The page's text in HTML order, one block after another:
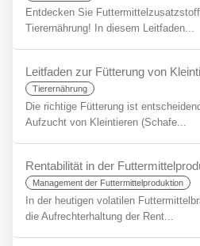
Entdecken Sie
Tierernährung! In diesem Leitfaden...
Tierernährung
Die richtige Fütterung ist
Aufzucht von Kleintieren (Schafe...
Management der Futtermittelproduktion
In der heutigen volatilen
die Aufrechterhaltung der Rent...